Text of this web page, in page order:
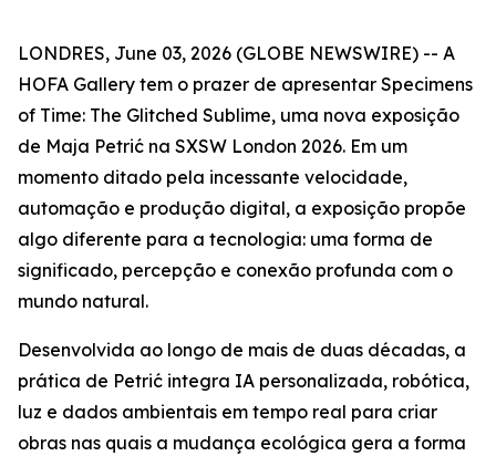
LONDRES, June 03, 2026 (GLOBE NEWSWIRE) -- A
HOFA Gallery tem o prazer de apresentar Specimens
of Time: The Glitched Sublime, uma nova exposição
de Maja Petrić na SXSW London 2026. Em um
momento ditado pela incessante velocidade,
automação e produção digital, a exposição propõe
algo diferente para a tecnologia: uma forma de
significado, percepção e conexão profunda com o
mundo natural.
Desenvolvida ao longo de mais de duas décadas, a
prática de Petrić integra IA personalizada, robótica,
luz e dados ambientais em tempo real para criar
obras nas quais a mudança ecológica gera a forma